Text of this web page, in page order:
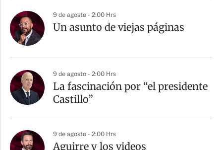
9 de agosto - 2:00 Hrs
Un asunto de viejas páginas
9 de agosto - 2:00 Hrs
La fascinación por “el presidente
Castillo”
9 de agosto - 2:00 Hrs
Aguirre y los videos